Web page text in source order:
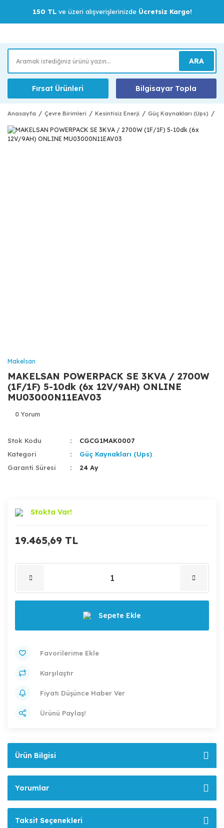
150 TLve üzeri alışverişlerinizde Ücretsiz Kargo!
ARA
Fırsat Ürünleri Bilgisayar Topla
Anasayfa Çevre Birimleri Kesintisiz Enerji Güç Kaynakları (Ups)
Makelsan
MAKELSAN POWERPACK SE 3KVA / 2700W
(1F/1F) 5-10dk (6x 12V/9AH) ONLINE
MU03000N11EAV03
0 Yorum
Stok Kodu
CGCG1MAK0007
Kategori
Güç Kaynakları (Ups)
Garanti Süresi
24 Ay
Stokta Var!
19.465,69 TL
Sepete Ekle
Karşılaştır
Fiyatı Düşünce Haber Ver
Ürünü Paylaş!
Ürün Bilgisi
Yorumlar
Taksit Seçenekleri